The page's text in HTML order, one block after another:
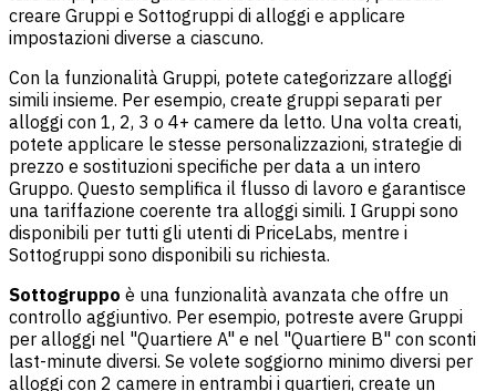
creare Gruppi e Sottogruppi di alloggi e applicare
impostazioni diverse a ciascuno.
Con la funzionalità Gruppi, potete categorizzare alloggi
simili insieme. Per esempio, create gruppi separati per
alloggi con 1, 2, 3 o 4+ camere da letto. Una volta creati,
potete applicare le stesse personalizzazioni, strategie di
prezzo e sostituzioni specifiche per data a un intero
Gruppo. Questo semplifica il flusso di lavoro e garantisce
una tariffazione coerente tra alloggi simili. I Gruppi sono
disponibili per tutti gli utenti di PriceLabs, mentre i
Sottogruppi sono disponibili su richiesta.
Sottogruppo è una funzionalità avanzata che offre un
controllo aggiuntivo. Per esempio, potreste avere Gruppi
per alloggi nel "Quartiere A" e nel "Quartiere B" con sconti
last-minute diversi. Se volete soggiorno minimo diversi per
alloggi con 2 camere in entrambi i quartieri, create un